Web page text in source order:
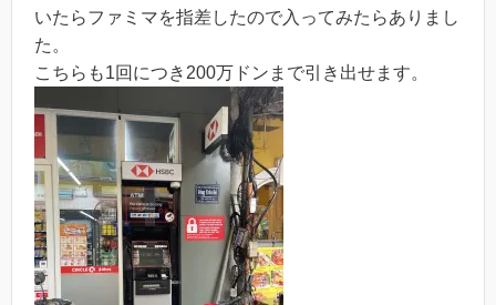
いたらファミマを指差したので入ってみたらありまし
た。
こちらも1回につき200万ドンまで引き出せます。